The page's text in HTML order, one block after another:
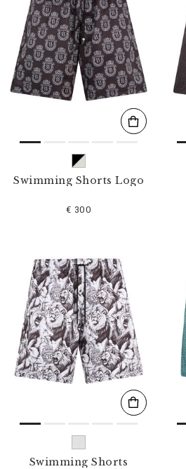
Swimming Shorts Logo
€ 300
Swimming Shorts